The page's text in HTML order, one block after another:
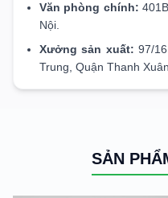
Văn phòng chính:
Nội.
Xưởng sản xuất: 97/
Trung, Quận Thanh
SẢN